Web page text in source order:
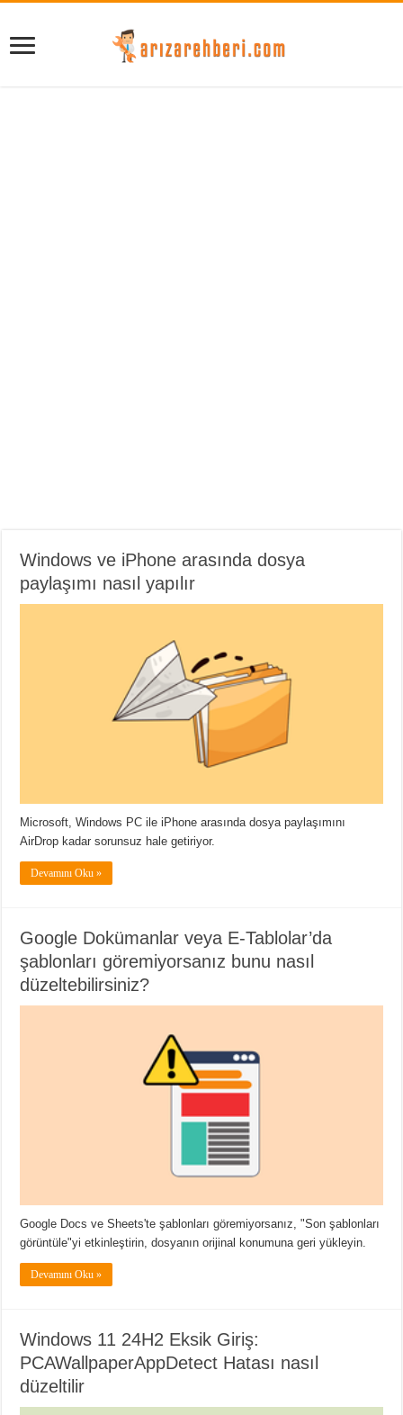
Windows ve iPhone arasında dosya
paylaşımı nasıl yapılır
Microsoft, Windows PC ile iPhone arasında dosya paylaşımını
AirDrop kadar sorunsuz hale getiriyor.
Devamını Oku »
Google Dokümanlar veya E-Tablolar’da
şablonları göremiyorsanız bunu nasıl
düzeltebilirsiniz?
Google Docs ve Sheets'te şablonları göremiyorsanız, "Son şablonları
görüntüle"yi etkinleştirin, dosyanın orijinal konumuna geri yükleyin.
Devamını Oku »
Windows 11 24H2 Eksik Giriş:
PCAWallpaperAppDetect Hatası nasıl
düzeltilir